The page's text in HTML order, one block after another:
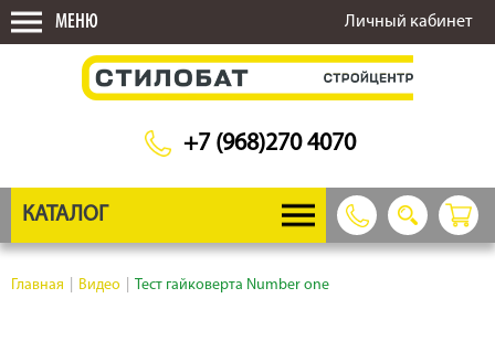
МЕНЮ Личный кабинет
+7 (968)270 4070
КАТАЛОГ
Главная Видео Тест гайковерта Number one